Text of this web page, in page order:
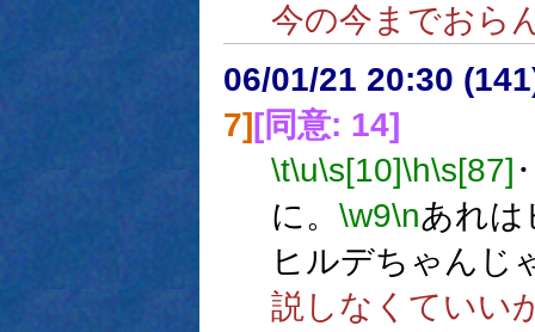
今の今までおら
06/01/21 20:30
7][同意: 14]
\t\u\s[10]\h\s[87]
に。 \w9\nあれは
ヒルデちゃんじ
説しなくていい